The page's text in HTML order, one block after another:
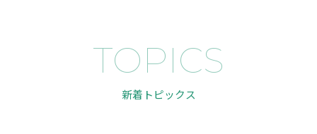
TOPICS
新着トピックス